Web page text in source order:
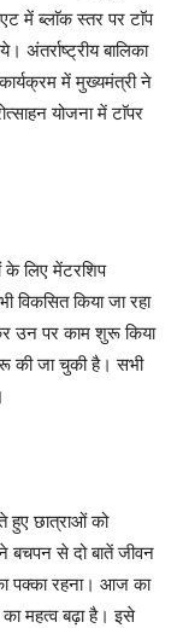
में ब्लाॅक स्तर पर टाॅप
अंतर्राष्ट्रीय बालिका
में मुख्यमंत्री ने
योजना में टाॅपर
के लिए मेंटरशिप
विकसित किया जा रहा
उन पर काम शुरू किया
की जा चुकी है। सभी
हुए छात्राओं को
बचपन से दो बातें जीवन
पक्का रहना। आज का
महत्व बढ़ा है। इसे